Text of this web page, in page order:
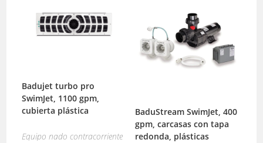
Badujet turbo pro
SwimJet, 1100 gpm,
cubierta plástica
Equipo nado contracorriente
BaduStream SwimJet, 400
gpm, carcasas con tapa
redonda, plásticas